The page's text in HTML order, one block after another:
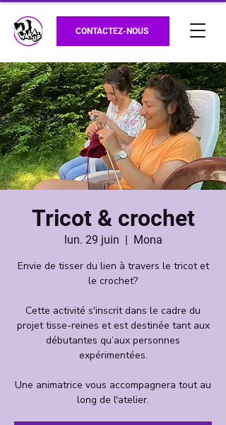
CONTACTEZ-NOUS
Tricot & crochet
lun. 29 juin
  |
Mona
Envie de tisser du lien à travers le tricot et
le crochet?
Cette activité s'inscrit dans le cadre du
projet tisse-reines et est destinée tant aux
débutantes qu’aux personnes
expérimentées.
Une animatrice vous accompagnera tout au
long de l'atelier.